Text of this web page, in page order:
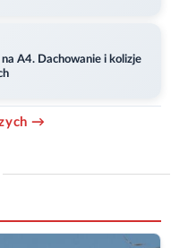
na A4. Dachowanie i kolizje
→